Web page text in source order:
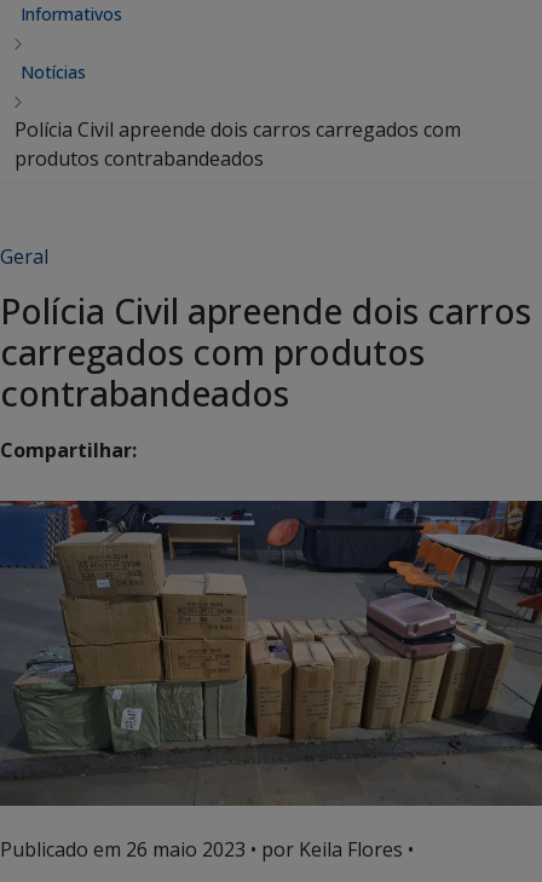
Informativos
Notícias
Polícia Civil apreende dois carros carregados com
produtos contrabandeados
Geral
Polícia Civil apreende dois carros
carregados com produtos
contrabandeados
Compartilhar:
Publicado em 26 maio 2023 • por Keila Flores •